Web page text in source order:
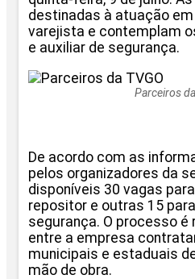
destinadas à atuação
varejista e contemplam
e auxiliar de segurança.
Parceiros
De acordo com as
pelos organizadores da
disponíveis 30 vagas
repositor e outras 15
segurança. O processo é
entre a empresa
municipais e estaduais
mão de obra.